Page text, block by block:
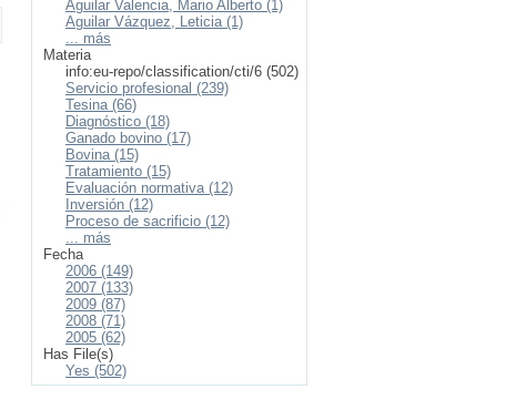
Aguilar Valencia, Mario Alberto (1)
Aguilar Vázquez, Leticia (1)
... más
Materia
info:eu-repo/classification/cti/6 (502)
Servicio profesional (239)
Tesina (66)
Diagnóstico (18)
Ganado bovino (17)
Bovina (15)
Tratamiento (15)
Evaluación normativa (12)
Inversión (12)
Proceso de sacrificio (12)
... más
Fecha
2006 (149)
2007 (133)
2009 (87)
2008 (71)
2005 (62)
Has File(s)
Yes (502)